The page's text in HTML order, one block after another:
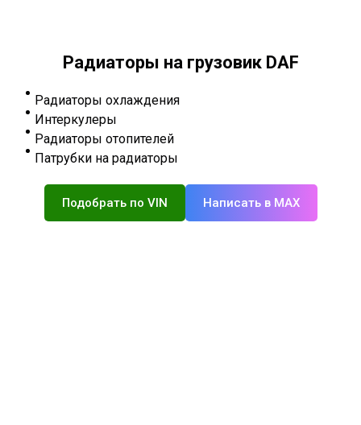
Радиаторы на грузовик DAF
Радиаторы охлаждения
Интеркулеры
Радиаторы отопителей
Патрубки на радиаторы
Подобрать по VIN Написать в MAX